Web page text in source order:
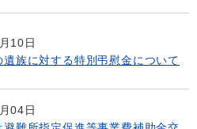
10日
遺族に対する特別弔慰金について
04日